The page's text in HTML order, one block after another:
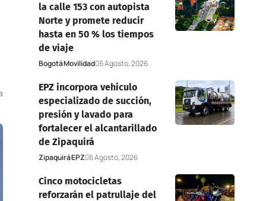
la calle 153 con autopista
Norte y promete reducir
hasta en 50 % los tiempos
de viaje
BogotáMovilidad 6 Agosto, 2026
EPZ incorpora vehículo
especializado de succión,
presión y lavado para
fortalecer el alcantarillado
de Zipaquirá
ZipaquiráEPZ 6 Agosto, 2026
Cinco motocicletas
reforzarán el patrullaje del